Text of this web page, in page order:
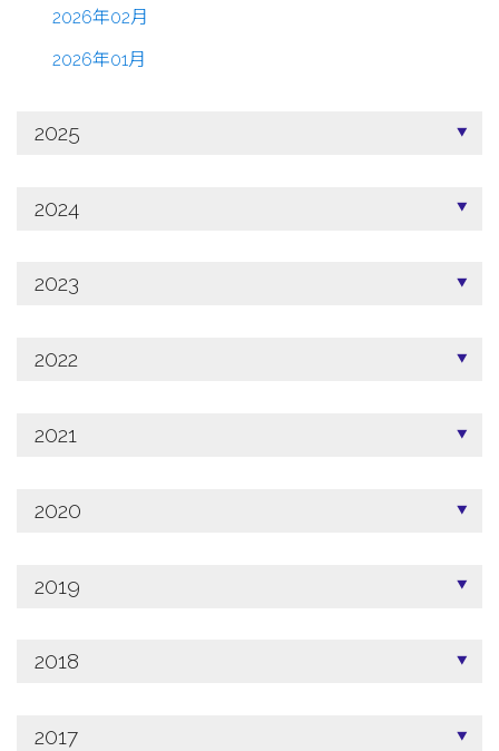
2026年02月
2026年01月
2025
2024
2023
2022
2021
2020
2019
2018
2017